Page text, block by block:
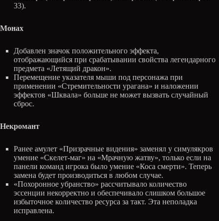
33).
Монах
Добавлен значок положительного эффекта,
отображающийся при срабатывании свойства легендарного
предмета «Летящий дракон».
Перемещение указателя мыши под персонажа при
применении «Стремительности урагана» и наложении
эффектов «Шквала» больше не может вызвать случайный
сброс.
Некромант
Ранее амулет «Призрачные видения» заменял у симулякров
умение «Скелет-маг» на «Мрачную жатву», только если на
панели команд игрока было умение «Коса смерти». Теперь
замена будет производиться в любом случае.
«Похоронное убранство» рассчитывало количество
эссенции некорректно и обеспечивало слишком большое
избыточное количество ресурса за такт. Эта неполадка
исправлена.